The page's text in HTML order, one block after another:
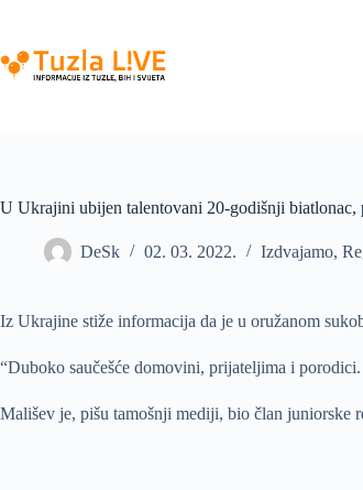
content
U Ukrajini ubijen talentovani 20-godišnji biatlonac,
DeSk 02. 03. 2022. Izdvajamo,
Iz Ukrajine stiže informacija da je u oružanom
“Duboko saučešće domovini, prijateljima i
Mališev je, pišu tamošnji mediji, bio član juniorske